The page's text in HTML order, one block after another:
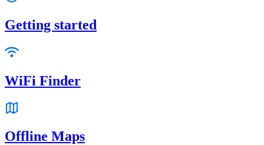
Getting started
WiFi Finder
Offline Maps